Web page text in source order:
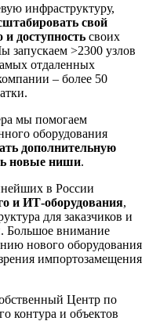
инфраструктуру,
свой
доступность своих
запускаем >2300 узлов
отдаленных
– более 50
мы помогаем
оборудования
дополнительную
новые ниши.
в России
и ИТ-оборудования,
для заказчиков и
Большое внимание
нового оборудования
импортозамещения
Центр по
контура и объектов